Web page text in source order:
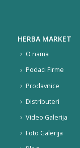
HERBA MARKET
O nama
Podaci Firme
Prodavnice
Distributeri
Video Galerija
Foto Galerija